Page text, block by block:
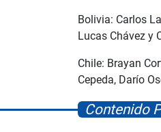
Bolivia: Carlos
Lucas Chávez y
Chile: Brayan
Cepeda, Darío
Contenido